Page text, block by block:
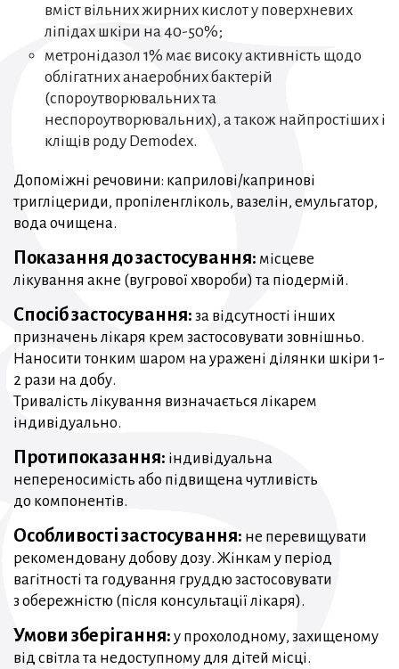
вміст вільних жирних кислот у поверхневих
ліпідах шкіри на 40-50%;
метронідазол 1% має високу активність щодо
облігатних анаеробних бактерій
(спороутворювальних та
неспороутворювальних), а також найпростіших і
кліщів роду Demodex.
Допоміжні речовини: каприлові/капринові
тригліцериди, пропіленгліколь, вазелін, емульгатор,
вода очищена.
Показання до застосування: місцеве
лікування акне (вугрової хвороби) та піодермій.
Спосіб застосування: за відсутності інших
призначень лікаря крем застосовувати зовнішньо.
Наносити тонким шаром на уражені ділянки шкіри 1-
2 рази на добу.
Тривалість лікування визначається лікарем
індивідуально.
Протипоказання: індивідуальна
непереносимість або підвищена чутливість
до компонентів.
Особливості застосування: не перевищувати
рекомендовану добову дозу. Жінкам у період
вагітності та годування груддю застосовувати
з обережністю (після консультації лікаря).
Умови зберігання: у прохолодному, захищеному
від світла та недоступному для дітей місці.